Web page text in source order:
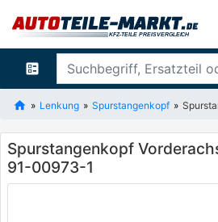
ballot
Lenkung Spurstangenkopf
Spurstangenkopf
91-00973-1